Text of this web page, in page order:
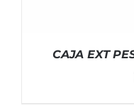
CAJA EXT